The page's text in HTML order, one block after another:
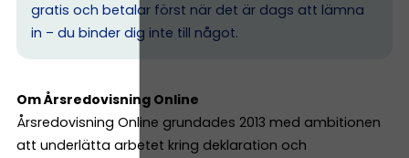
gratis och betalar först när det är dags att lämna
in – du binder dig inte till något.
Om Årsredovisning Online
Årsredovisning Online grundades 2013 med ambitionen
att underlätta arbetet kring deklaration och